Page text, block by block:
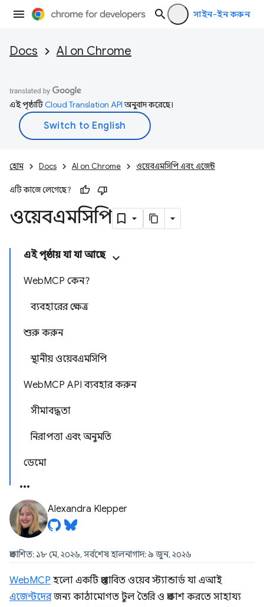
সাইন-ইন করুন
Docs AI on Chrome
এই পৃষ্ঠাটিCloud Translation APIঅনুবাদ করেছে।
হোম Docs AI on Chrome ওয়েবএমসিপি এবং এজেন্ট
এটি কাজে লেগেছে?
ওয়েবএমসিপি
এই পৃষ্ঠায় যা যা আছে
WebMCP কেন?
ব্যবহারের ক্ষেত্র
শুরু করুন
স্থানীয় ওয়েবএমসিপি
WebMCP API ব্যবহার করুন
সীমাবদ্ধতা
নিরাপত্তা এবং অনুমতি
ডেমো
Alexandra Klepper
প্রকাশিত: ১৮ মে, ২০২৬, সর্বশেষ হালনাগাদ: ৯ জুন, ২০২৬
WebMCP হলো একটি প্রস্তাবিত ওয়েব স্ট্যান্ডার্ড যা এআই
এজেন্টদেরজন্য কাঠামোগত টুল তৈরি ও প্রকাশ করতে সাহায্য